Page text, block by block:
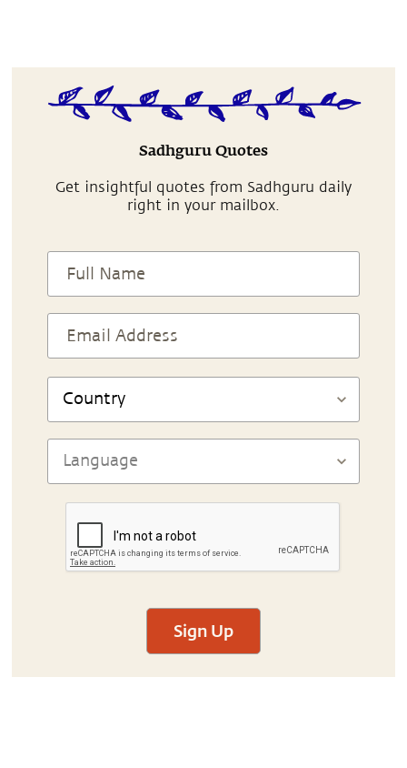
Sadhguru Quotes
Get insightful quotes from Sadhguru daily
right in your mailbox.
Sign Up